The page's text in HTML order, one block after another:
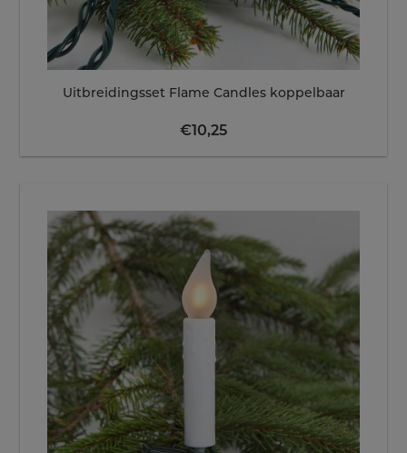
Uitbreidingsset Flame Candles koppelbaar
€10,25